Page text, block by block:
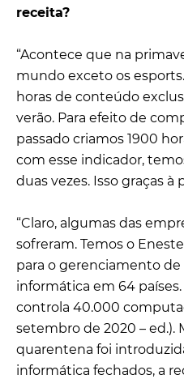
receita?
“Acontece que na
mundo exceto os
horas de conteúdo
verão. Para efeito de
passado criamos 1900
com esse indicador,
duas vezes. Isso graças à
“Claro, algumas das
sofreram. Temos o
para o gerenciamento
informática em 64
controla 40.000
setembro de 2020 – ed.).
quarentena foi
informática fechados, a